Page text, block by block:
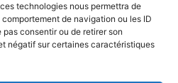
technologies nous permettra de
de navigation ou les ID
consentir ou de retirer son
négatif sur certaines caractéristiques